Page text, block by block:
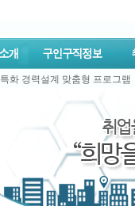
화 경력설계 맞춤형 프로그램